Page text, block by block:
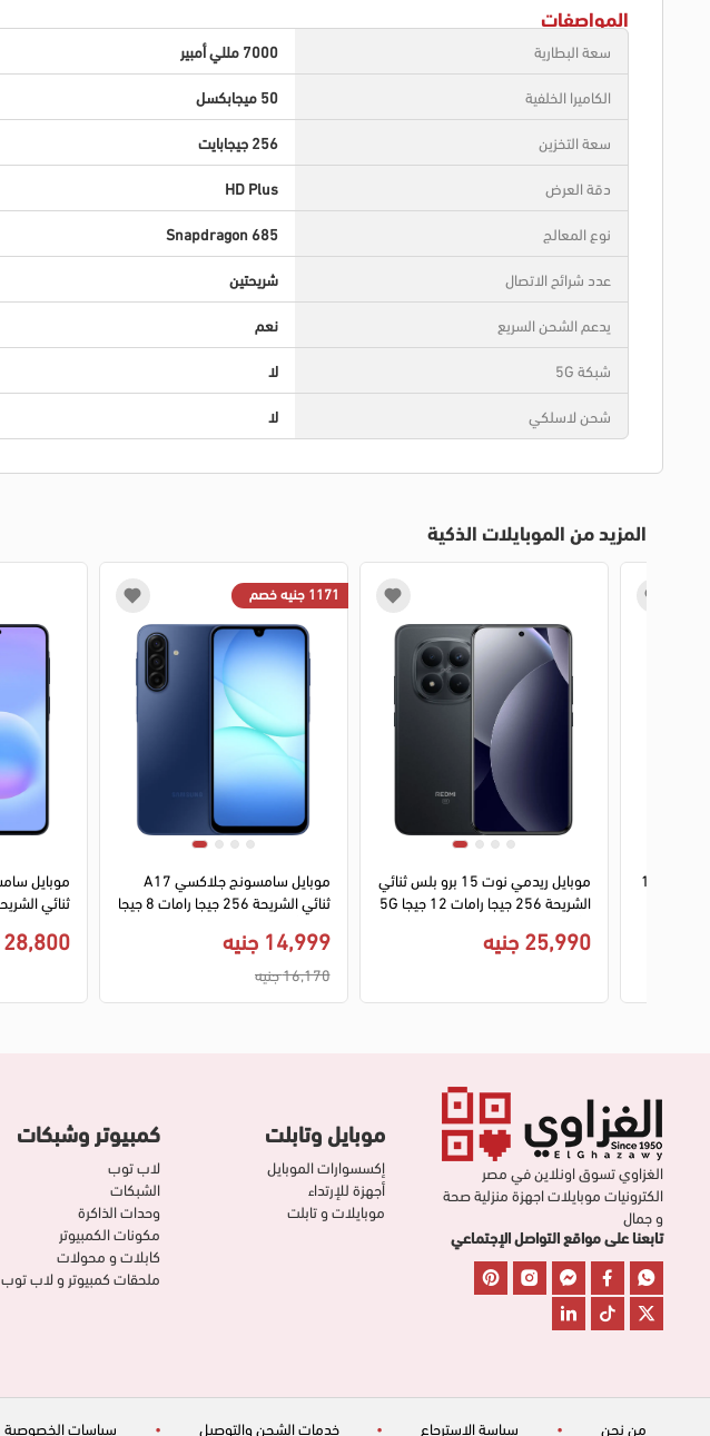
المواصفات
سعة البطارية 7000 مللي أمبير
الكاميرا الخلفية
50 ميجابكسل
سعة التخزين
256 جيجابايت
دقة العرض
HD Plus
نوع المعالج
Snapdragon 685
عدد شرائح الاتصال
شريحتين
يدعم الشحن السريع
نعم
شبكة 5G
لا
شحن لاسلكي
لا
المزيد من الموبايلات الذكية
28,800 جنيه
1171 جنيه خصم
موبايل سامسونج جلاكسي A17
ثنائي الشريحة 256 جيجا رامات 8 جيجا
14,999 جنيه
16,170 جنيه
موبايل ريدمي نوت 15 برو بلس ثنائي
الشريحة 256 جيجا رامات 12 جيجا 5G
25,990 جنيه
موبايل فيفو Y05 ثنائي الشريحة 128
1 2 1 2
الغزاوي تسوق اونلاين في مصر
الكترونيات موبايلات اجهزة منزلية صحة
و جمال
تابعنا على مواقع التواصل الإجتماعي
موبايل وتابلت
إكسسوارات الموبايل
أجهزة للإرتداء
موبايلات و تابلت
كمبيوتر وشبكات
لاب توب
الشبكات
وحدات الذاكرة
مكونات الكمبيوتر
كابلات و محولات
ملحقات كمبيوتر و لاب توب
من نحن • سياسة الاسترجاع • خدمات الشحن والتوصيل • سياسات الخصوصية